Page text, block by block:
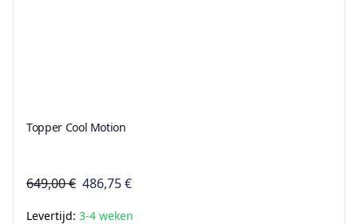
Topper Cool Motion
649,00 € 486,75 €
Levertijd: 3-4 weken